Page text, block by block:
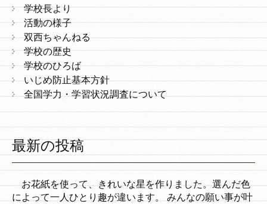
学校長より
活動の様子
双西ちゃんねる
学校の歴史
学校のひろば
いじめ防止基本方針
全国学力・学習状況調査について
最新の投稿
お花紙を使って、きれいな星を作りました。選んだ色
によって一人ひとり趣が違います。 みんなの願い事が叶